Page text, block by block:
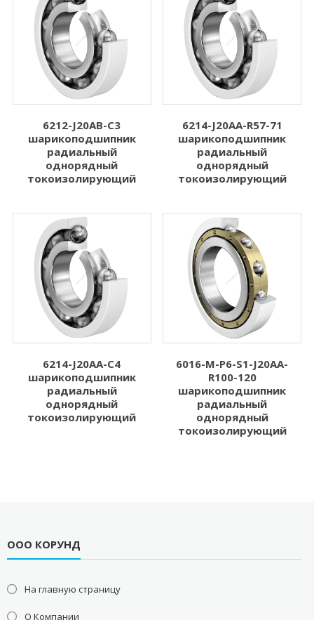
6212-J20AB-C3
шарикоподшипник
радиальный
однорядный
токоизолирующий
6214-J20AA-R57-71
шарикоподшипник
радиальный
однорядный
токоизолирующий
6214-J20AA-C4
шарикоподшипник
радиальный
однорядный
токоизолирующий
6016-M-P6-S1-J20AA-
R100-120
шарикоподшипник
радиальный
однорядный
токоизолирующий
ООО КОРУНД
На главную страницу
О Компании